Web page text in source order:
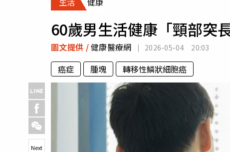
專欄
房產新勢力
60歲男生活健康「頸部
圖文提供 /健康醫療網 2026-05-04 20:03
癌症 腫塊 轉移性鱗狀細胞癌
Next